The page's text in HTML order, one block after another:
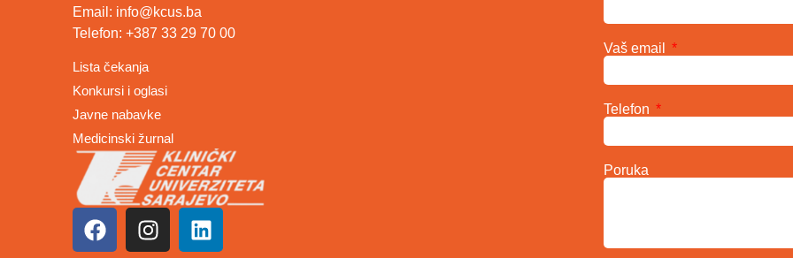
Email: info@kcus.ba
Telefon: +387 33 29 70 00
Lista čekanja
Konkursi i oglasi
Javne nabavke
Medicinski žurnal
Vaš email
Telefon
Poruka